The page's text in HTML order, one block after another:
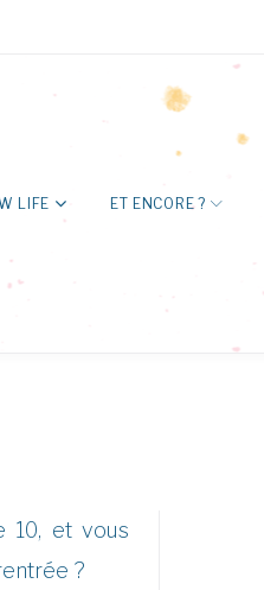
LIFE ET ENCORE ?
10, et vous
?